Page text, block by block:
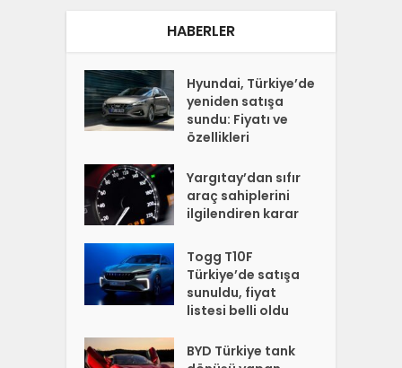
HABERLER
Hyundai, Türkiye’de
yeniden satışa
sundu: Fiyatı ve
özellikleri
Yargıtay’dan sıfır
araç sahiplerini
ilgilendiren karar
Togg T10F
Türkiye’de satışa
sunuldu, fiyat
listesi belli oldu
BYD Türkiye tank